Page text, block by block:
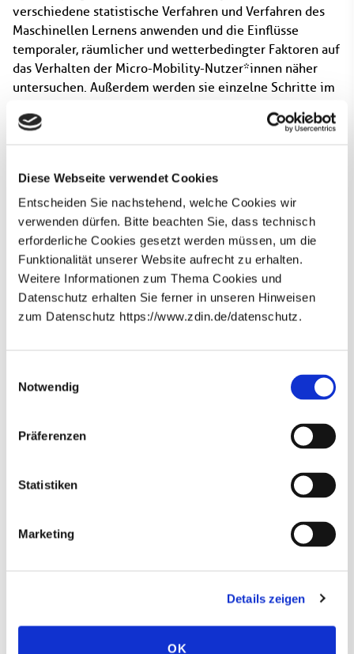
Diese Webseite verwendet Cookies
Entscheiden Sie nachstehend, welche Cookies wir
verwenden dürfen. Bitte beachten Sie, dass technisch
erforderliche Cookies gesetzt werden müssen, um die
Funktionalität unserer Website aufrecht zu erhalten.
Weitere Informationen zum Thema Cookies und
Datenschutz erhalten Sie ferner in unseren Hinweisen
zum Datenschutz https://www.zdin.de/datenschutz.
Notwendig
Präferenzen
Statistiken
Marketing
Details zeigen
OK
verschiedene statistische Verfahren und Verfahren des
Maschinellen Lernens anwenden und die Einflüsse
temporaler, räumlicher und wetterbedingter Faktoren auf
das Verhalten der Micro-Mobility-Nutzer*innen näher
untersuchen. Außerdem werden sie einzelne Schritte im
mittels ML-Techniken optimieren.
Weitere Inhalte
optimieren
Datenschutzhinweise, die
Sie umfassend über unsere Datenverarbeitung und
* Pflichtfelder Abonnieren